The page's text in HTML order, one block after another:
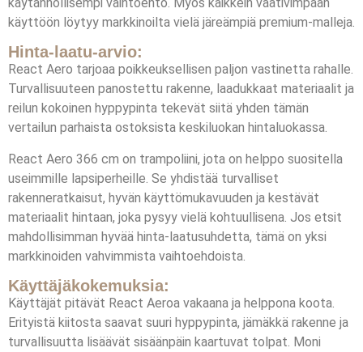
käyttöön löytyy markkinoilta vielä järeämpiä premium-malleja.
Hinta-laatu-arvio:
React Aero tarjoaa poikkeuksellisen paljon vastinetta rahalle.
Turvallisuuteen panostettu rakenne, laadukkaat materiaalit ja
reilun kokoinen hyppypinta tekevät siitä yhden tämän
vertailun parhaista ostoksista keskiluokan hintaluokassa.
React Aero 366 cm on trampoliini, jota on helppo suositella
useimmille lapsiperheille. Se yhdistää turvalliset
rakenneratkaisut, hyvän käyttömukavuuden ja kestävät
materiaalit hintaan, joka pysyy vielä kohtuullisena. Jos etsit
mahdollisimman hyvää hinta-laatusuhdetta, tämä on yksi
markkinoiden vahvimmista vaihtoehdoista.
Käyttäjäkokemuksia:
Käyttäjät pitävät React Aeroa vakaana ja helppona koota.
Erityistä kiitosta saavat suuri hyppypinta, jämäkkä rakenne ja
turvallisuutta lisäävät sisäänpäin kaartuvat tolpat. Moni